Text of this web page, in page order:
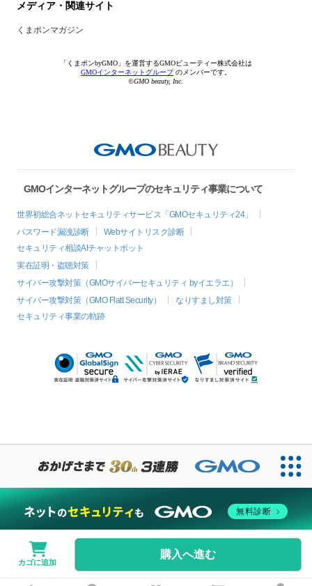
カゴに追加
購入へ進む
メディア・関連サイト
くまポンマガジン
「くまポンbyGMO」を運営するGMOビューティー株式会社は
GMOインターネットグループのメンバーです。
©GMO beauty, Inc.
GMOインターネットグループのセキュリティ事業について
世界初総合ネットセキュリティサービス「GMOセキュリティ24」
パスワード漏洩診断
Webサイトリスク診断
セキュリティ相談AIチャットボット
実在証明・盗聴対策
サイバー攻撃対策（GMOサイバーセキュリティ byイエラエ）
サイバー攻撃対策（GMO Flatt Security）
なりすまし対策
セキュリティ事業の軌跡
無料診断